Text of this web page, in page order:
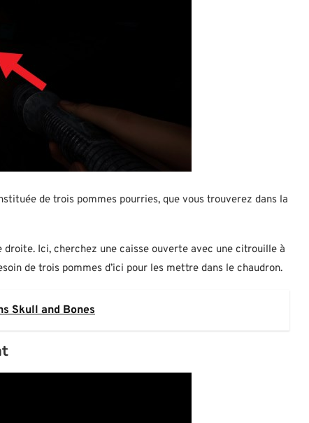
de trois pommes pourries, que vous trouverez dans la
Ici, cherchez une caisse ouverte avec une citrouille à
de trois pommes d’ici pour les mettre dans le chaudron.
Skull and Bones